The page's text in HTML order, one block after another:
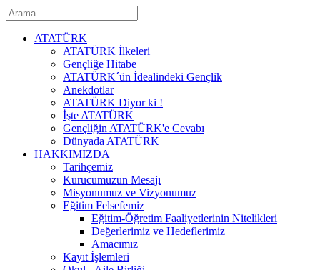
ATATÜRK
ATATÜRK İlkeleri
Gençliğe Hitabe
ATATÜRK´ün İdealindeki Gençlik
Anekdotlar
ATATÜRK Diyor ki !
İşte ATATÜRK
Gençliğin ATATÜRK'e Cevabı
Dünyada ATATÜRK
HAKKIMIZDA
Tarihçemiz
Kurucumuzun Mesajı
Misyonumuz ve Vizyonumuz
Eğitim Felsefemiz
Eğitim-Öğretim Faaliyetlerinin Nitelikleri
Değerlerimiz ve Hedeflerimiz
Amacımız
Kayıt İşlemleri